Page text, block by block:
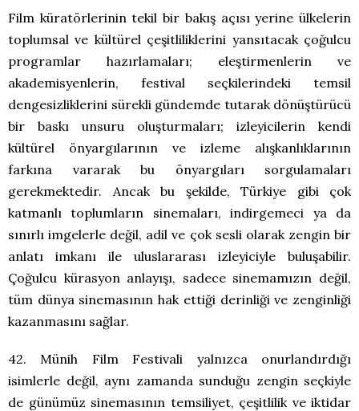
Film küratörlerinin tekil bir bakış açısı yerine ülkelerin
toplumsal ve kültürel çeşitliliklerini yansıtacak çoğulcu
programlar hazırlamaları; eleştirmenlerin ve
akademisyenlerin, festival seçkilerindeki temsil
dengesizliklerini sürekli gündemde tutarak dönüştürücü
bir baskı unsuru oluşturmaları; izleyicilerin kendi
kültürel önyargılarının ve izleme alışkanlıklarının
farkına vararak bu önyargıları sorgulamaları
gerekmektedir. Ancak bu şekilde, Türkiye gibi çok
katmanlı toplumların sinemaları, indirgemeci ya da
sınırlı imgelerle değil, adil ve çok sesli olarak zengin bir
anlatı imkanı ile uluslararası izleyiciyle buluşabilir.
Çoğulcu kürasyon anlayışı, sadece sinemamızın değil,
tüm dünya sinemasının hak ettiği derinliği ve zenginliği
kazanmasını sağlar.
42. Münih Film Festivali yalnızca onurlandırdığı
isimlerle değil, aynı zamanda sunduğu zengin seçkiyle
de günümüz sinemasının temsiliyet, çeşitlilik ve iktidar